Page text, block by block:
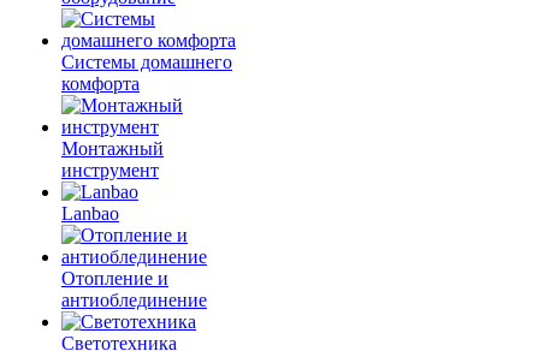
Системы домашнего
комфорта
Монтажный
инструмент
Lanbao
Отопление и
антиоблединение
Светотехника